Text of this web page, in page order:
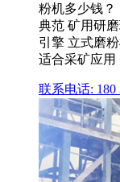
粉机多少钱？
典范 矿用研
引擎 立式磨
适合采矿应用
联系电话: 180